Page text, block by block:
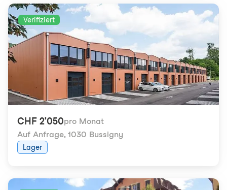
Verifiziert
CHF 2'050pro Monat
Auf Anfrage, 1030 Bussigny
Lager